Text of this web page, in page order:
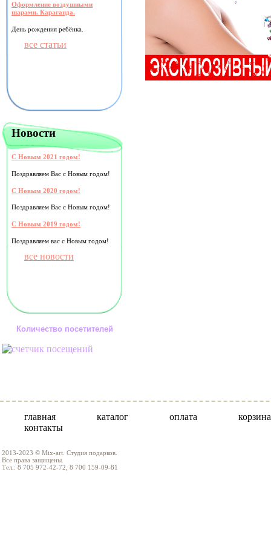
Оформление воздушными
шарами. Караганда.
День рождения ребёнка.
все статьи
Новости
С Новым 2021 годом!
Поздравляем Вас с Новым годом!
С Новым 2020 годом!
Поздравляем Вас с Новым годом!
С Новым 2019 годом!
Поздравляем вас с Новым годом!
все новости
Количество посетителей
главная каталог оплата
корзина
контакты
2013-2023 © Mix-art. Студия подарков.
Все права защищены.
Тел.: 8 705 972-42-72, 8 700 159-09-81